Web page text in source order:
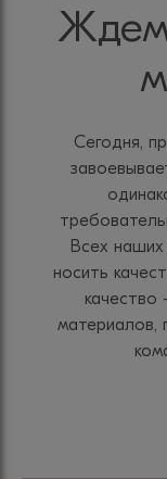
Сегодня,
Всех
носить
качество
материалов,